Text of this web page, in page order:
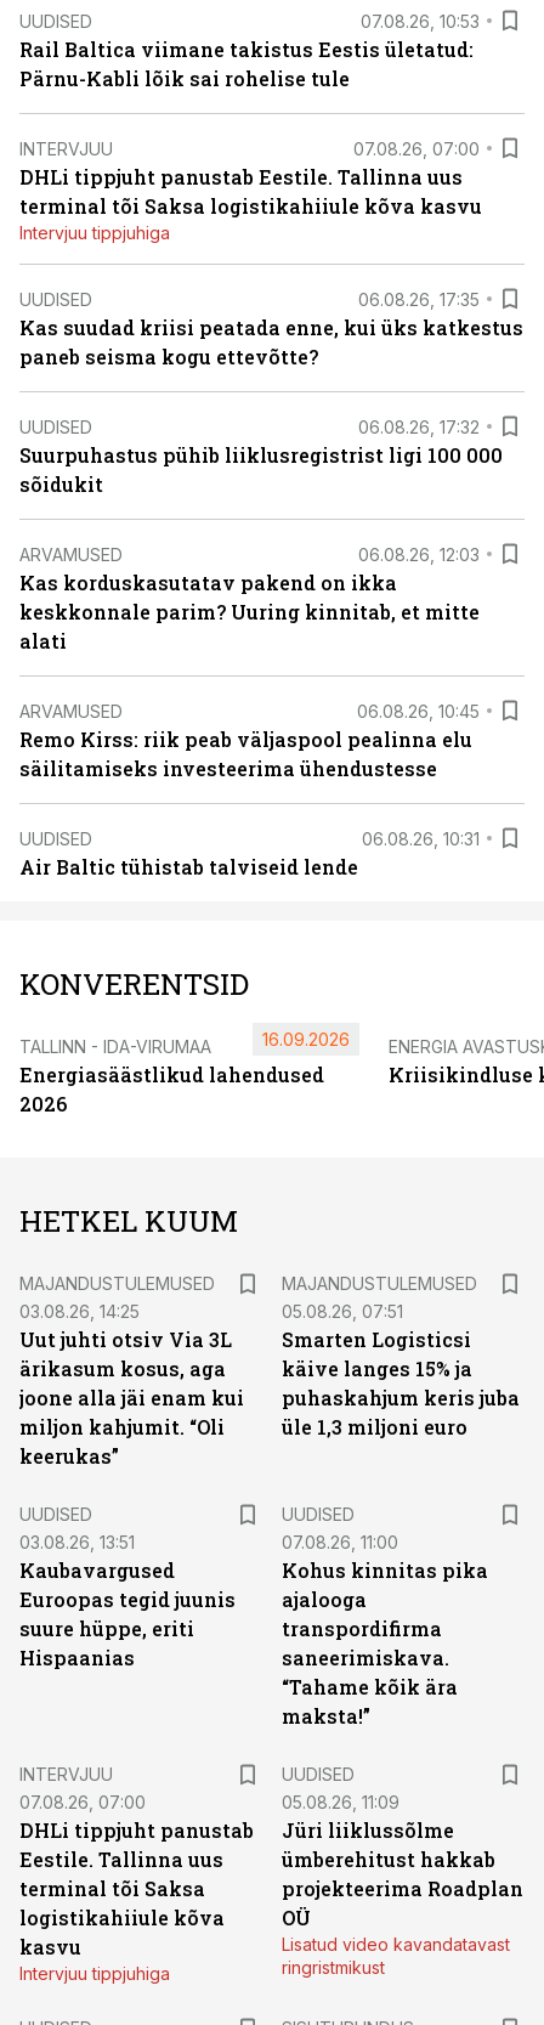
UUDISED 07.08.26, 10:53
Rail Baltica viimane takistus Eestis ületatud:
Pärnu-Kabli lõik sai rohelise tule
INTERVJUU 07.08.26, 07:00
DHLi tippjuht panustab Eestile. Tallinna uus
terminal tõi Saksa logistikahiiule kõva kasvu
Intervjuu tippjuhiga
UUDISED 06.08.26, 17:35
Kas suudad kriisi peatada enne, kui üks katkestus
paneb seisma kogu ettevõtte?
UUDISED 06.08.26, 17:32
Suurpuhastus pühib liiklusregistrist ligi 100 000
sõidukit
ARVAMUSED 06.08.26, 12:03
Kas korduskasutatav pakend on ikka
keskkonnale parim? Uuring kinnitab, et mitte
alati
ARVAMUSED 06.08.26, 10:45
Remo Kirss: riik peab väljaspool pealinna elu
säilitamiseks investeerima ühendustesse
UUDISED 06.08.26, 10:31
Air Baltic tühistab talviseid lende
KONVERENTSID
TALLINN - IDA-VIRUMAA
Energiasäästlikud lahendused
2026
16.09.2026 ENERGIA
Kriisikindluse
HETKEL KUUM
MAJANDUSTULEMUSED
03.08.26, 14:25
Uut juhti otsiv Via 3L
ärikasum kosus, aga
joone alla jäi enam kui
miljon kahjumit. “Oli
keerukas”
MAJANDUSTULEMUSED
05.08.26, 07:51
Smarten Logisticsi
käive langes 15% ja
puhaskahjum keris juba
üle 1,3 miljoni euro
UUDISED
03.08.26, 13:51
Kaubavargused
Euroopas tegid juunis
suure hüppe, eriti
Hispaanias
UUDISED
07.08.26, 11:00
Kohus kinnitas pika
ajalooga
transpordifirma
saneerimiskava.
“Tahame kõik ära
maksta!”
INTERVJUU
07.08.26, 07:00
DHLi tippjuht panustab
Eestile. Tallinna uus
terminal tõi Saksa
logistikahiiule kõva
kasvu
Intervjuu tippjuhiga
UUDISED
05.08.26, 11:09
Jüri liiklussõlme
ümberehitust hakkab
projekteerima Roadplan
OÜ
Lisatud video kavandatavast
ringristmikust